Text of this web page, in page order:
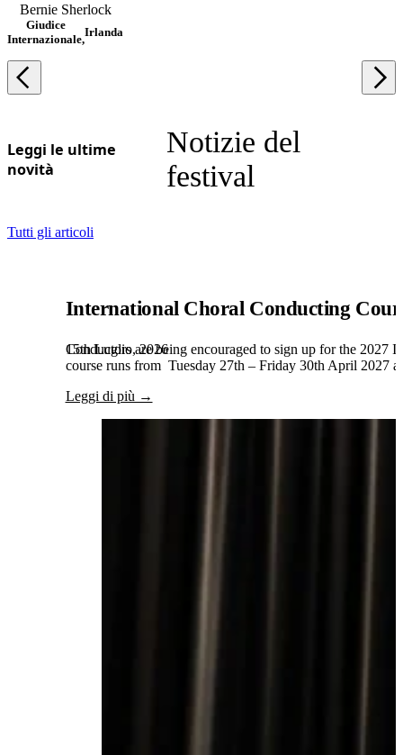
Bernie Sherlock
Giudice
Internazionale,
Irlanda
Leggi le ultime
novità
Notizie del
festival
Tutti gli articoli
International Choral Conducting
15th Luglio, 2026
Conductors are being encouraged to sign up for the 2027
course runs from Tuesday 27th – Friday 30th April 2027
Leggi di più →